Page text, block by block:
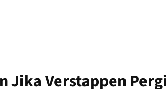
Jika Verstappen Pergi